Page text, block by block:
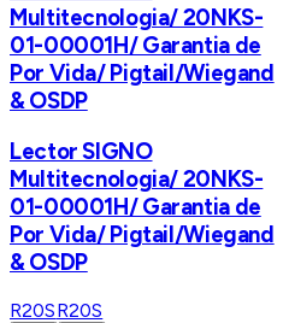
Multitecnologia/ 20NKS-
01-00001H/ Garantia de
Por Vida/ Pigtail/Wiegand
& OSDP
Lector SIGNO
Multitecnologia/ 20NKS-
01-00001H/ Garantia de
Por Vida/ Pigtail/Wiegand
& OSDP
R20SR20S